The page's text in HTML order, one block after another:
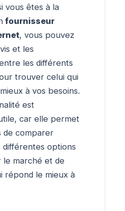
vous êtes à la
fournisseur
, vous pouvez
et les
les différents
trouver celui qui
à vos besoins.
est
car elle permet
de comparer
différentes options
le marché et de
répond le mieux à